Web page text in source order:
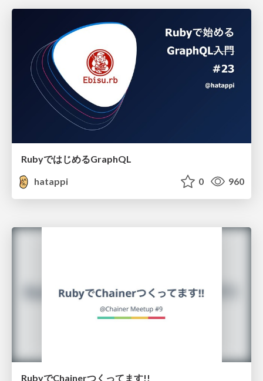
RubyではじめるGraphQL
hatappi
0 960
RubyでChainerつくってます!!